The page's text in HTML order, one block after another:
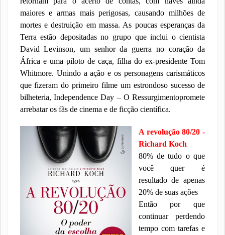
maiores e armas mais perigosas, causando milhões de
mortes e destruição em massa. As poucas esperanças da
Terra estão depositadas no grupo que inclui o cientista
David Levinson, um senhor da guerra no coração da
África e uma piloto de caça, filha do ex-presidente Tom
Whitmore. Unindo a ação e os personagens carismáticos
que fizeram do primeiro filme um estrondoso sucesso de
bilheteria, Independence Day – O Ressurgimentopromete
arrebatar os fãs de cinema e de ficção científica.
A revolução 80/20 -
Richard Koch
80% de tudo o que
você quer é
resultado de apenas
20% de suas ações
Então por que
continuar perdendo
tempo com tarefas e